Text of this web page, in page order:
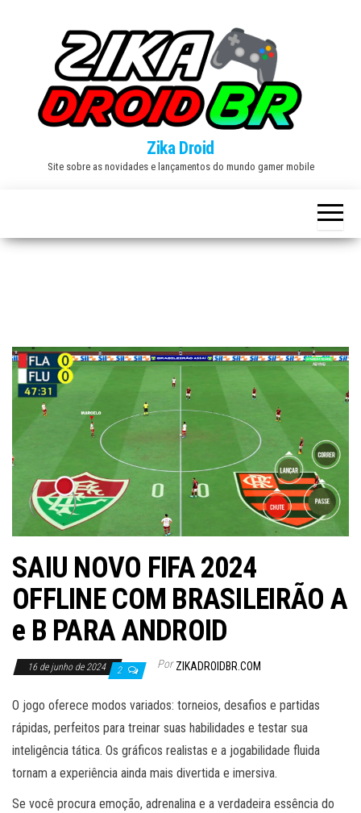
Zika Droid
Site sobre as novidades e lançamentos do mundo gamer mobile
SAIU NOVO FIFA 2024
OFFLINE COM BRASILEIRÃO A
e B PARA ANDROID
16 de junho de 2024 2 Por ZIKADROIDBR.COM
O jogo oferece modos variados: torneios, desafios e partidas
rápidas, perfeitos para treinar suas habilidades e testar sua
inteligência tática. Os gráficos realistas e a jogabilidade fluida
tornam a experiência ainda mais divertida e imersiva.
Se você procura emoção, adrenalina e a verdadeira essência do